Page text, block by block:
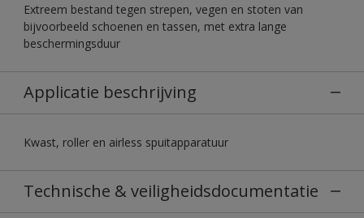
Extreem bestand tegen strepen, vegen en stoten van
bijvoorbeeld schoenen en tassen, met extra lange
beschermingsduur
Applicatie beschrijving
Kwast, roller en airless spuitapparatuur
Technische & veiligheidsdocumentatie